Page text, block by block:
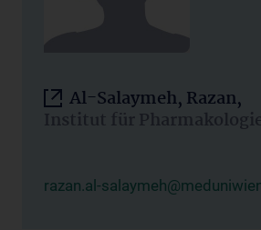
Al-Salaymeh, Razan,
Institut für
razan.al-